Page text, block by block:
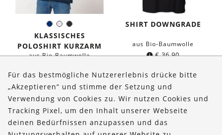
Dunkelblau
WeißSchwarz
Farbe:
KLASSISCHES
POLOSHIRT KURZARM
aus Bio-Baumwolle
SHIRT DOWNGRADE
aus Bio-Baumwolle
€36,90
Über uns
Bestellungen
Für das bestmögliche Nutzererlebnis drücke bitte
„Akzeptieren“ und stimme der Setzung und
Verwendung von Cookies zu. Wir nutzen Cookies und
Tracking Pixel, um den Inhalt unserer Webseite
deinen Bedürfnissen anzupassen und das